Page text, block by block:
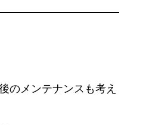
のメンテナンスも考え